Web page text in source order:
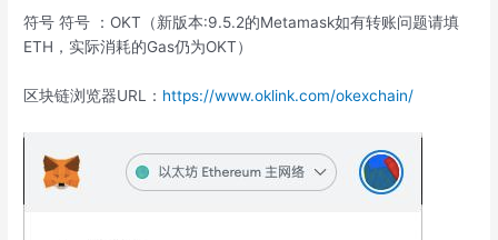
符号 符号 ：OKT（新版本:9.5.2的Metamask如有转账问题请填
ETH，实际消耗的Gas仍为OKT）
区块链浏览器URL： https://www.oklink.com/okexchain/